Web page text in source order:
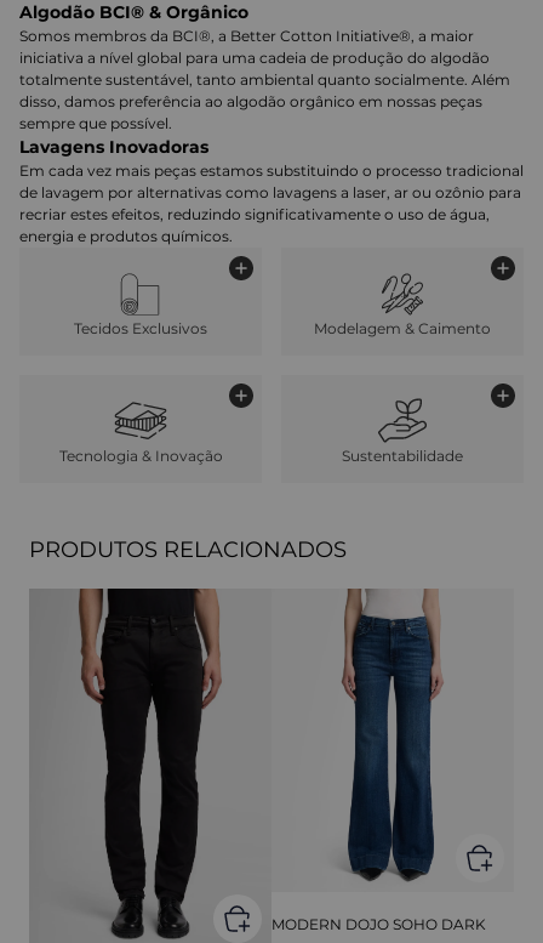
Algodão BCI® & Orgânico
Somos membros da BCI®, a Better Cotton Initiative®, a maior
iniciativa a nível global para uma cadeia de produção do algodão
totalmente sustentável, tanto ambiental quanto socialmente. Além
disso, damos preferência ao algodão orgânico em nossas peças
sempre que possível.
Lavagens Inovadoras
Em cada vez mais peças estamos substituindo o processo tradicional
de lavagem por alternativas como lavagens a laser, ar ou ozônio para
recriar estes efeitos, reduzindo significativamente o uso de água,
energia e produtos químicos.
Tecidos Exclusivos Modelagem & Caimento
Tecnologia & Inovação Sustentabilidade
PRODUTOS RELACIONADOS
MODERN DOJO SOHO DARK